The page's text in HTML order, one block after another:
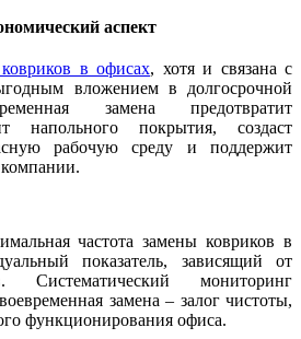
аспект
в офисах, хотя и связана с
вложением в долгосрочной
замена предотвратит
напольного покрытия, создаст
рабочую среду и поддержит
частота замены ковриков в
показатель, зависящий от
Систематический мониторинг
замена – залог чистоты,
функционирования офиса.